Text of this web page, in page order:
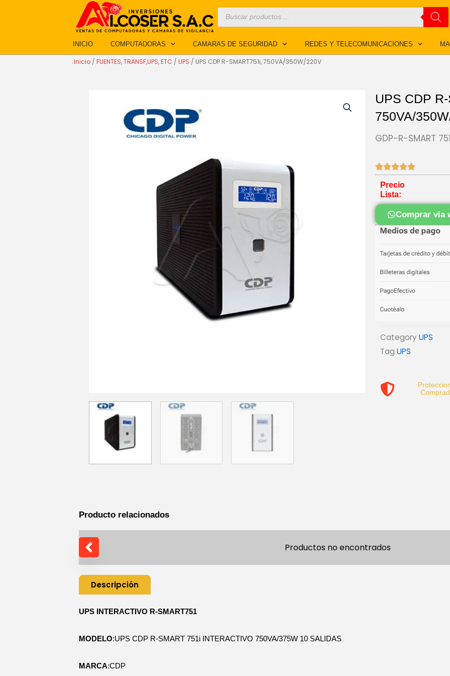
Búsqueda
de
productos
INICIO COMPUTADORAS CAMARAS DE SEGURIDAD REDES Y TELECOMUNICACIONES
Inicio / FUENTES, TRANSF,UPS, ETC / UPS / UPS CDP R-SMART751i, 750VA/350W/220V
UPS CDP
750VA/
GDP-R-SMART
Precio
Lista:
Comprar via
Category UPS
Tag UPS
Producto relacionados
Productos no encontrados
Descripción
UPS INTERACTIVO R-SMART751
MODELO:UPS CDP R-SMART 751i INTERACTIVO 750VA/375W 10 SALIDAS
MARCA:CDP